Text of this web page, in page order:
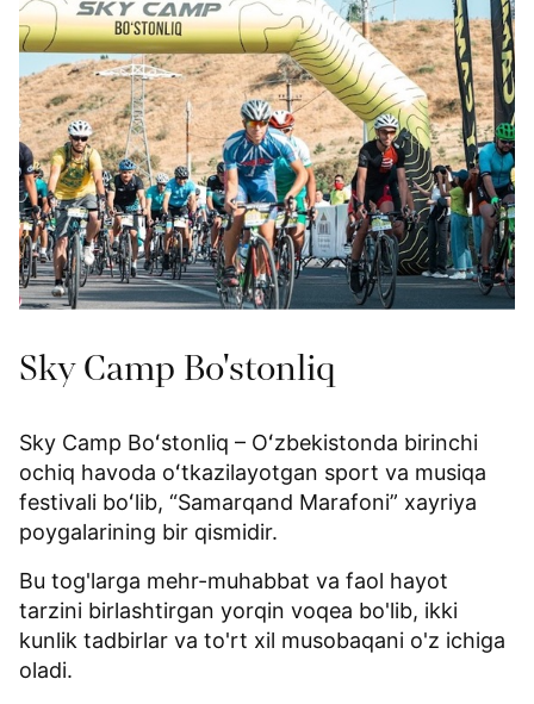
Sky Camp Bo'stonliq
Sky Camp Boʻstonliq – Oʻzbekistonda birinchi
ochiq havoda oʻtkazilayotgan sport va musiqa
festivali boʻlib, “Samarqand Marafoni” xayriya
poygalarining bir qismidir.
Bu tog'larga mehr-muhabbat va faol hayot
tarzini birlashtirgan yorqin voqea bo'lib, ikki
kunlik tadbirlar va to'rt xil musobaqani o'z ichiga
oladi.